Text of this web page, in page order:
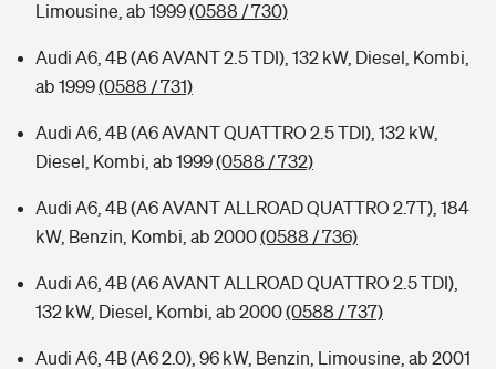
Limousine, ab 1999(0588 / 730)
Audi A6, 4B (A6 AVANT 2.5 TDI), 132 kW, Diesel, Kombi,
ab 1999(0588 / 731)
Audi A6, 4B (A6 AVANT QUATTRO 2.5 TDI), 132 kW,
Diesel, Kombi, ab 1999(0588 / 732)
Audi A6, 4B (A6 AVANT ALLROAD QUATTRO 2.7T), 184
kW, Benzin, Kombi, ab 2000(0588 / 736)
Audi A6, 4B (A6 AVANT ALLROAD QUATTRO 2.5 TDI),
132 kW, Diesel, Kombi, ab 2000(0588 / 737)
Audi A6, 4B (A6 2.0), 96 kW, Benzin, Limousine, ab 2001